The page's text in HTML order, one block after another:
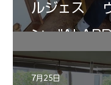
ルジェス
ン
7月25日